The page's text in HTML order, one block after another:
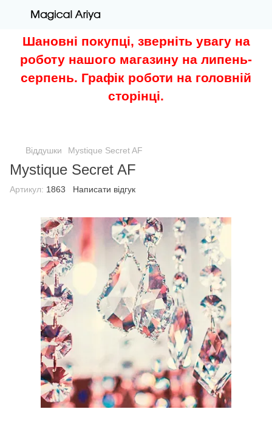
Шановні покупці, зверніть увагу на
роботу нашого магазину на липень-
серпень. Графік роботи на головній
сторінці.
Віддушки Mystique Secret AF
Mystique Secret AF
Артикул: 1863 Написати відгук